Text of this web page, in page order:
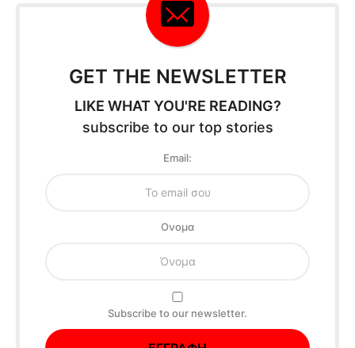
GET THE NEWSLETTER
LIKE WHAT YOU'RE READING?
subscribe to our top stories
Email:
Oνομα
Subscribe to our newsletter.